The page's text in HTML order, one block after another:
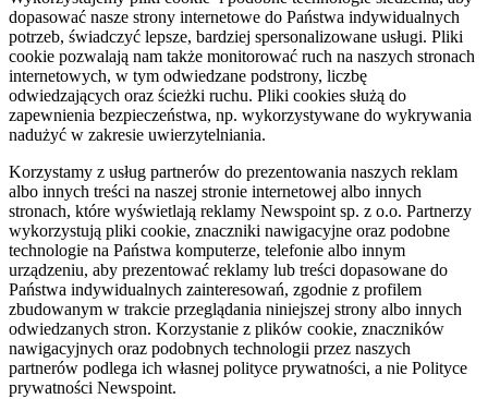
dopasować nasze strony internetowe do Państwa indywidualnych
potrzeb, świadczyć lepsze, bardziej spersonalizowane usługi. Pliki
cookie pozwalają nam także monitorować ruch na naszych stronach
internetowych, w tym odwiedzane podstrony, liczbę
odwiedzających oraz ścieżki ruchu. Pliki cookies służą do
zapewnienia bezpieczeństwa, np. wykorzystywane do wykrywania
nadużyć w zakresie uwierzytelniania.
Korzystamy z usług partnerów do prezentowania naszych reklam
albo innych treści na naszej stronie internetowej albo innych
stronach, które wyświetlają reklamy Newspoint sp. z o.o. Partnerzy
wykorzystują pliki cookie, znaczniki nawigacyjne oraz podobne
technologie na Państwa komputerze, telefonie albo innym
urządzeniu, aby prezentować reklamy lub treści dopasowane do
Państwa indywidualnych zainteresowań, zgodnie z profilem
zbudowanym w trakcie przeglądania niniejszej strony albo innych
odwiedzanych stron. Korzystanie z plików cookie, znaczników
nawigacyjnych oraz podobnych technologii przez naszych
partnerów podlega ich własnej polityce prywatności, a nie Polityce
prywatności Newspoint.